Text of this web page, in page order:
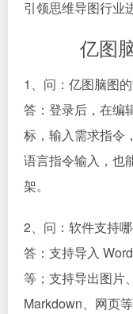
引领思维导图行业
亿图
1、问：亿图脑图
答：登录后，在编
标，输入需求指令
语言指令输入，也
架。​
2、问：软件支持
答：支持导入
等；支持导出图片
Markdown、网页